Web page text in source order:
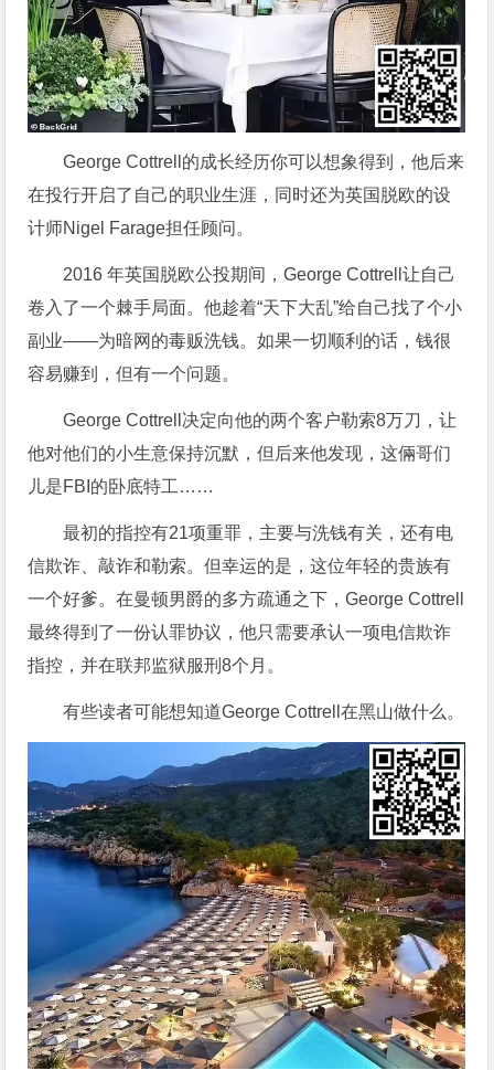
George Cottrell的成长经历你可以想象得到，他后来
在投行开启了自己的职业生涯，同时还为英国脱欧的设
计师Nigel Farage担任顾问。
2016 年英国脱欧公投期间，George Cottrell让自己
卷入了一个棘手局面。他趁着“天下大乱”给自己找了个小
副业——为暗网的毒贩洗钱。如果一切顺利的话，钱很
容易赚到，但有一个问题。
George Cottrell决定向他的两个客户勒索8万刀，让
他对他们的小生意保持沉默，但后来他发现，这倆哥们
儿是FBI的卧底特工……
最初的指控有21项重罪，主要与洗钱有关，还有电
信欺诈、敲诈和勒索。但幸运的是，这位年轻的贵族有
一个好爹。在曼顿男爵的多方疏通之下，George Cottrell
最终得到了一份认罪协议，他只需要承认一项电信欺诈
指控，并在联邦监狱服刑8个月。
有些读者可能想知道George Cottrell在黑山做什么。